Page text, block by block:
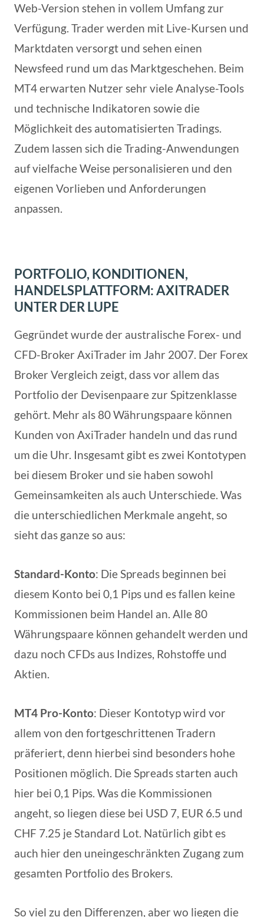
Web-Version stehen in vollem Umfang zur
Verfügung. Trader werden mit Live-Kursen und
Marktdaten versorgt und sehen einen
Newsfeed rund um das Marktgeschehen. Beim
MT4 erwarten Nutzer sehr viele Analyse-Tools
und technische Indikatoren sowie die
Möglichkeit des automatisierten Tradings.
Zudem lassen sich die Trading-Anwendungen
auf vielfache Weise personalisieren und den
eigenen Vorlieben und Anforderungen
anpassen.
PORTFOLIO, KONDITIONEN,
HANDELSPLATTFORM: AXITRADER
UNTER DER LUPE
Gegründet wurde der australische Forex- und
CFD-Broker AxiTrader im Jahr 2007. Der Forex
Broker Vergleich zeigt, dass vor allem das
Portfolio der Devisenpaare zur Spitzenklasse
gehört. Mehr als 80 Währungspaare können
Kunden von AxiTrader handeln und das rund
um die Uhr. Insgesamt gibt es zwei Kontotypen
bei diesem Broker und sie haben sowohl
Gemeinsamkeiten als auch Unterschiede. Was
die unterschiedlichen Merkmale angeht, so
sieht das ganze so aus:
Standard-Konto: Die Spreads beginnen bei
diesem Konto bei 0,1 Pips und es fallen keine
Kommissionen beim Handel an. Alle 80
Währungspaare können gehandelt werden und
dazu noch CFDs aus Indizes, Rohstoffe und
Aktien.
MT4 Pro-Konto: Dieser Kontotyp wird vor
allem von den fortgeschrittenen Tradern
präferiert, denn hierbei sind besonders hohe
Positionen möglich. Die Spreads starten auch
hier bei 0,1 Pips. Was die Kommissionen
angeht, so liegen diese bei USD 7, EUR 6.5 und
CHF 7.25 je Standard Lot. Natürlich gibt es
auch hier den uneingeschränkten Zugang zum
gesamten Portfolio des Brokers.
So viel zu den Differenzen, aber wo liegen die